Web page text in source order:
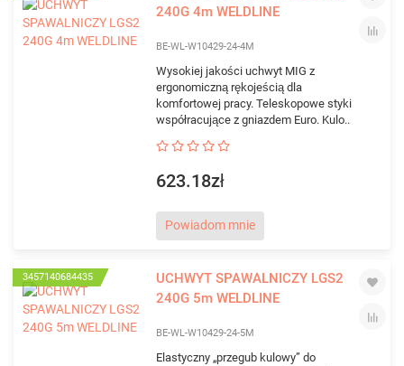
240G 4m WELDLINE
BE-WL-W10429-24-4M
Wysokiej jakości uchwyt MIG z
ergonomiczną rękojeścią dla
komfortowej pracy. Teleskopowe styki
współracujące z gniazdem Euro. Kulo..
623.18zł
Powiadom mnie
3457140684435
UCHWYT SPAWALNICZY LGS2
240G 5m WELDLINE
BE-WL-W10429-24-5M
Elastyczny „przegub kulowy” do